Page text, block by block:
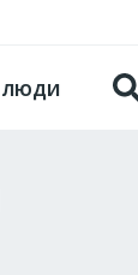
ЛЮДИ